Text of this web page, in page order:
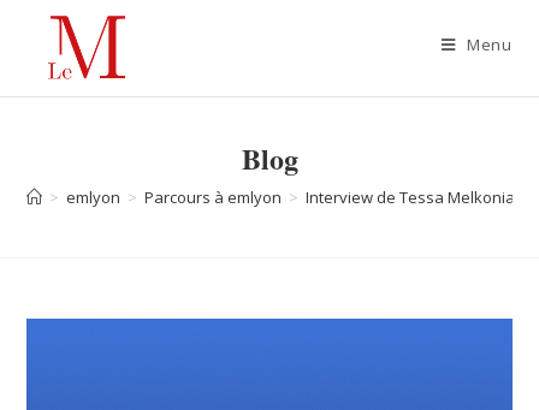
Menu
Blog
> emlyon > Parcours à emlyon > Interview de Tessa Melkonian